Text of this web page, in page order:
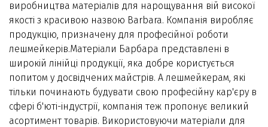
виробництва матеріалів для нарощування вій високої
якості з красивою назвою Barbara. Компанія виробляє
продукцію, призначену для професійної роботи
лешмейкерів.Матеріали Барбара представлені в
широкій лінійці продукції, яка добре користується
попитом у досвідчених майстрів. А лешмейкерам, які
тільки починають будувати свою професійну кар'єру в
сфері б'юті-індустрії, компанія теж пропонує великий
асортимент товарів. Використовуючи матеріали для